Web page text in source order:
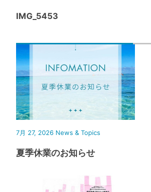
IMG_5453
7月 27, 2026 News & Topics
夏季休業のお知らせ